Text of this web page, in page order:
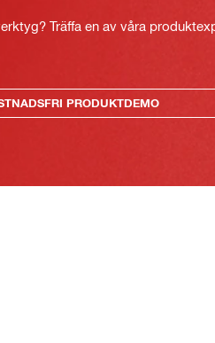
Träffa en av våra
PRODUKTDEMO